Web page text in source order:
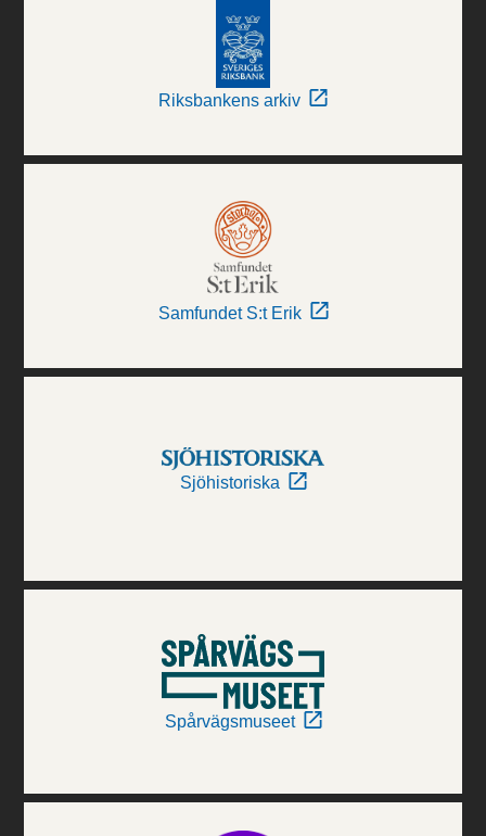
Riksbankens arkiv
Samfundet S:t Erik
Sjöhistoriska
Spårvägsmuseet